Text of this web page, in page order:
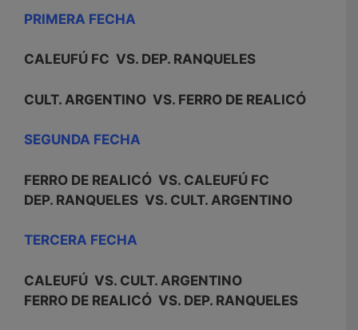
PRIMERA FECHA
CALEUFÚ FC VS. DEP. RANQUELES
CULT. ARGENTINO VS. FERRO DE REALICÓ
SEGUNDA FECHA
FERRO DE REALICÓ VS. CALEUFÚ FC
DEP. RANQUELES VS. CULT. ARGENTINO
TERCERA FECHA
CALEUFÚ VS. CULT. ARGENTINO
FERRO DE REALICÓ VS. DEP. RANQUELES